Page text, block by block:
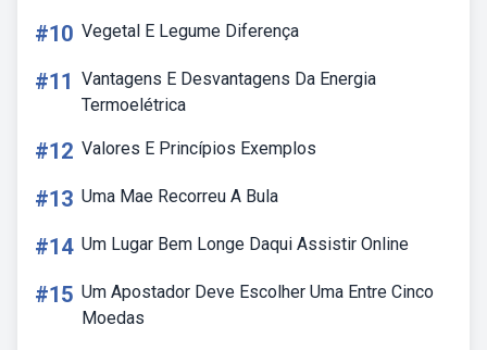
#10 Vegetal E Legume Diferença
#11 Vantagens E Desvantagens Da Energia
Termoelétrica
#12 Valores E Princípios Exemplos
#13 Uma Mae Recorreu A Bula
#14 Um Lugar Bem Longe Daqui Assistir Online
#15 Um Apostador Deve Escolher Uma Entre Cinco
Moedas